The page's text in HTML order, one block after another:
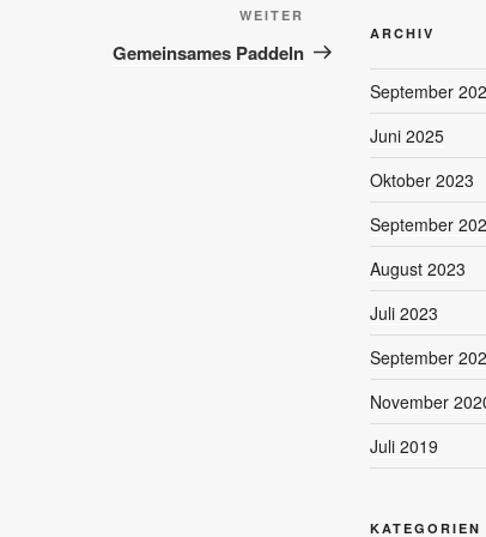
Beitrag
WEITER
Gemeinsames Paddeln
ARCHIV
September
Juni 2025
Oktober 2023
September
August 2023
Juli 2023
September
November
Juli 2019
KATEGORIEN